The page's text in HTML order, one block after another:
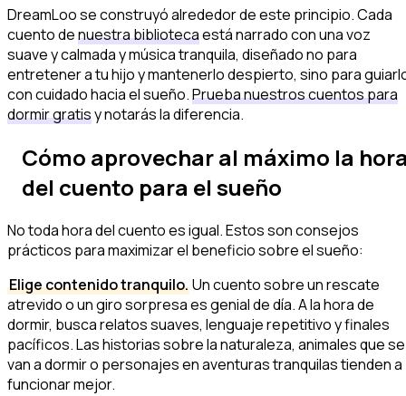
DreamLoo se construyó alrededor de este principio. Cada
cuento denuestra bibliotecaestá narrado con una voz
suave y calmada y música tranquila, diseñado no para
entretener a tu hijo y mantenerlo despierto, sino para
con cuidado hacia el sueño.Prueba nuestros cuentos para
dormir gratisy notarás la diferencia.
Cómo aprovechar al máximo la
del cuento para el sueño
No toda hora del cuento es igual. Estos son consejos
prácticos para maximizar el beneficio sobre el sueño:
Elige contenido tranquilo. Un cuento sobre un rescate
atrevido o un giro sorpresa es genial de día. A la hora de
dormir, busca relatos suaves, lenguaje repetitivo y finales
pacíficos. Las historias sobre la naturaleza, animales que se
van a dormir o personajes en aventuras tranquilas tienden a
funcionar mejor.